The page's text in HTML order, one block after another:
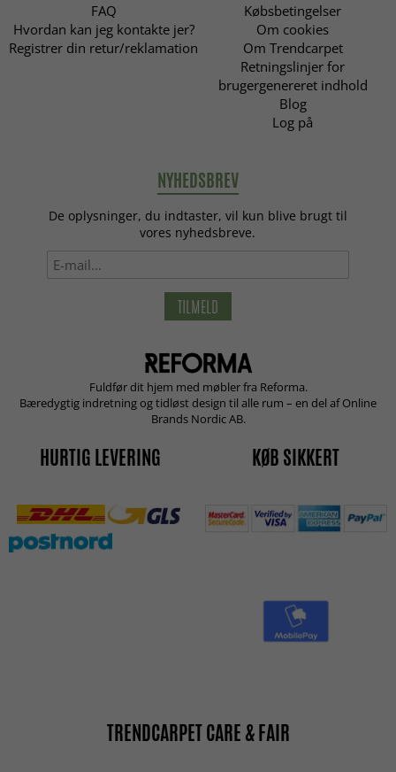
FAQ
Hvordan kan jeg kontakte jer?
Registrer din retur/reklamation
Købsbetingelser
Om cookies
Om Trendcarpet
Retningslinjer for
brugergenereret indhold
Blog
Log på
NYHEDSBREV
De oplysninger, du indtaster, vil kun blive brugt til
vores nyhedsbreve.
TILMELD
Fuldfør dit hjem med møbler fra Reforma.
Bæredygtig indretning og tidløst design til alle rum – en del af Online
Brands Nordic AB.
HURTIG LEVERING KØB SIKKERT
TRENDCARPET CARE & FAIR